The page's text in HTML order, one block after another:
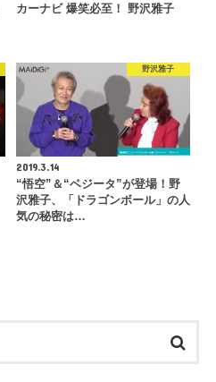
カーナビ 爆笑必至！ 野沢雅子
野沢雅子
2019.3.14
“悟空”＆“ベジータ”が登場！野
沢雅子、「ドラゴンボール」の人
気の秘密は…